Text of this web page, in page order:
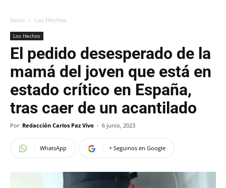
Inicio Los Hechos
Los Hechos
El pedido desesperado de la
mamá del joven que está en
estado crítico en España,
tras caer de un acantilado
Por Redacción Carlos Paz Vivo - 6 junio, 2023
WhatsApp + Seguinos en Google